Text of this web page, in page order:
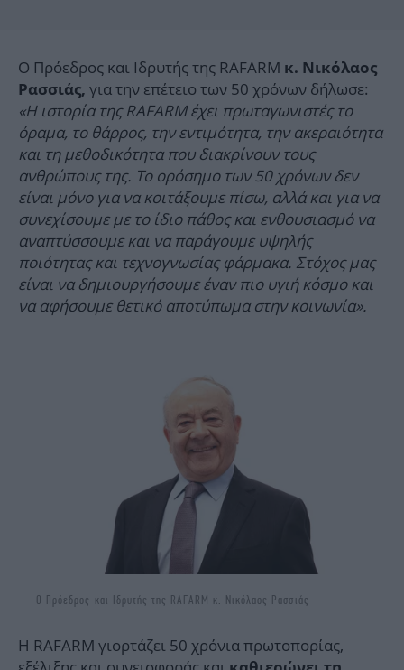
Ο Πρόεδρος και Ιδρυτής της RAFARΜ κ. Νικόλαος
Ρασσιάς, για την επέτειο των 50 χρόνων δήλωσε:
«Η ιστορία της RAFARM έχει πρωταγωνιστές το
όραμα, το θάρρος, την εντιμότητα, την ακεραιότητα
και τη μεθοδικότητα που διακρίνουν τους
ανθρώπους της. Το ορόσημο των 50 χρόνων δεν
είναι μόνο για να κοιτάξουμε πίσω, αλλά και για να
συνεχίσουμε με το ίδιο πάθος και ενθουσιασμό να
αναπτύσσουμε και να παράγουμε υψηλής
ποιότητας και τεχνογνωσίας φάρμακα. Στόχος μας
είναι να δημιουργήσουμε έναν πιο υγιή κόσμο και
να αφήσουμε θετικό αποτύπωμα στην κοινωνία».
Ο Πρόεδρος και Ιδρυτής της RAFARΜ κ. Νικόλαος Ρασσιάς
Η RAFARM γιορτάζει 50 χρόνια πρωτοπορίας,